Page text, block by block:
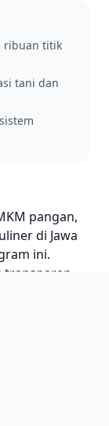
ribuan titik
tani dan
pangan,
di Jawa
ini.